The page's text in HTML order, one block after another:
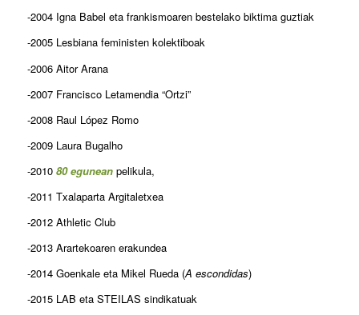
-2004 Igna Babel eta frankismoaren bestelako biktima guztiak
-2005 Lesbiana feministen kolektiboak
-2006 Aitor Arana
-2007 Francisco Letamendia “Ortzi”
-2008 Raul López Romo
-2009 Laura Bugalho
-2010 80 eguneanpelikula,
-2011 Txalaparta Argitaletxea
-2012 Athletic Club
-2013 Arartekoaren erakundea
-2014 Goenkale eta Mikel Rueda (A escondidas)
-2015 LAB eta STEILAS sindikatuak